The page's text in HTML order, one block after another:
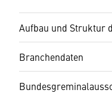
Aufbau und Struktur
Branchendaten